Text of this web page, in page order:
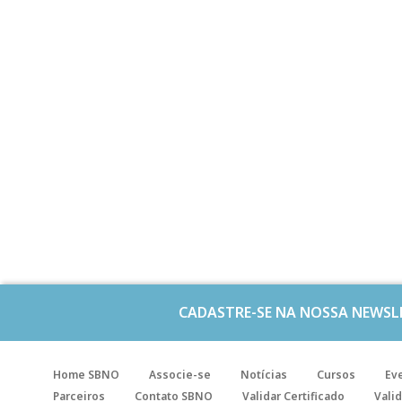
CADASTRE-SE NA NOSSA
Home SBNO Associe-se Notícias Cursos
Parceiros
Contato SBNO Validar Certificado